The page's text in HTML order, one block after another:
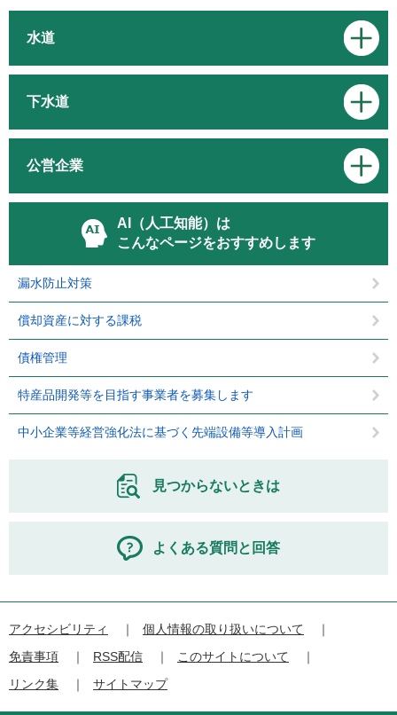
水道
下水道
公営企業
AI（人工知能）は
こんなページをおすすめします
漏水防止対策
償却資産に対する課税
債権管理
特産品開発等を目指す事業者を募集します
中小企業等経営強化法に基づく先端設備等導入計画
見つからないときは
よくある質問と回答
アクセシビリティ
個人情報の取り扱いについて
免責事項
RSS配信
このサイトについて
リンク集
サイトマップ